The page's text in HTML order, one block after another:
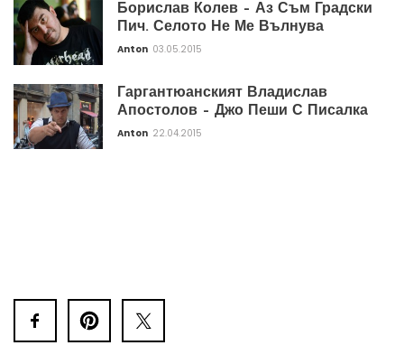
Борислав Колев – Аз Съм Градски
Пич. Селото Не Ме Вълнува
Anton 03.05.2015
Гаргантюанският Владислав
Апостолов – Джо Пеши С Писалка
Anton 22.04.2015